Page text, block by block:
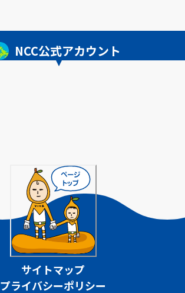
NCC公式アカウント
サイトマップ
プライバシーポリシー